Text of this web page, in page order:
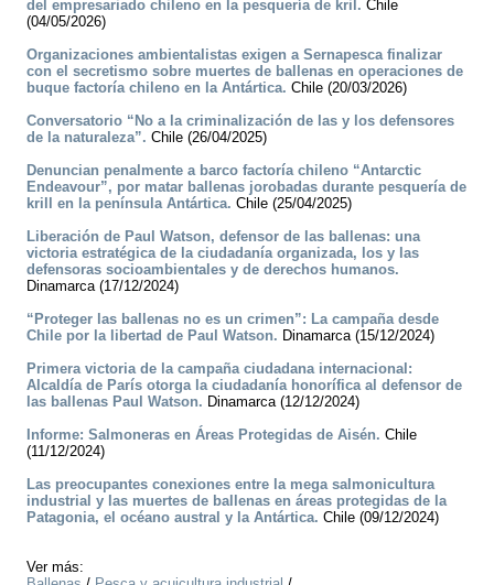
del empresariado chileno en la pesquería de kril. Chile
(04/05/2026)
Organizaciones ambientalistas exigen a Sernapesca finalizar
con el secretismo sobre muertes de ballenas en operaciones de
buque factoría chileno en la Antártica. Chile (20/03/2026)
Conversatorio “No a la criminalización de las y los defensores
de la naturaleza”. Chile (26/04/2025)
Denuncian penalmente a barco factoría chileno “Antarctic
Endeavour”, por matar ballenas jorobadas durante pesquería de
krill en la península Antártica. Chile (25/04/2025)
Liberación de Paul Watson, defensor de las ballenas: una
victoria estratégica de la ciudadanía organizada, los y las
defensoras socioambientales y de derechos humanos.
Dinamarca (17/12/2024)
“Proteger las ballenas no es un crimen”: La campaña desde
Chile por la libertad de Paul Watson. Dinamarca (15/12/2024)
Primera victoria de la campaña ciudadana internacional:
Alcaldía de París otorga la ciudadanía honorífica al defensor de
las ballenas Paul Watson. Dinamarca (12/12/2024)
Informe: Salmoneras en Áreas Protegidas de Aisén. Chile
(11/12/2024)
Las preocupantes conexiones entre la mega salmonicultura
industrial y las muertes de ballenas en áreas protegidas de la
Patagonia, el océano austral y la Antártica. Chile (09/12/2024)
Ver más: